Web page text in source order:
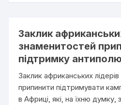
Заклик
знаменитостей
підтримку
Заклик африканських
припинити підтримувати
в Африці, які, на їхню